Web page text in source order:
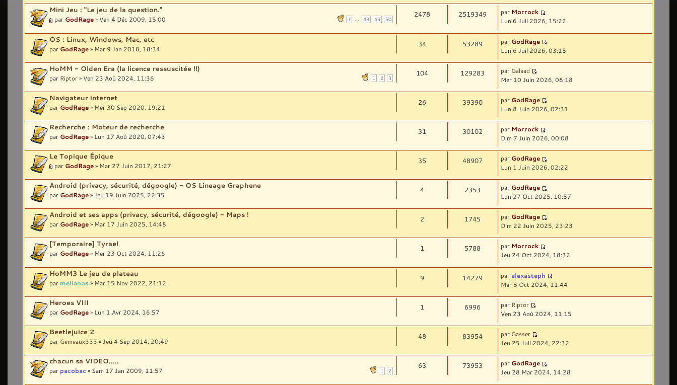
Mini Jeu : "Le jeu de la question."
1 ... 48 49 50
par GodRage» Ven 4 Déc 2009, 15:00
2478 2519349 par Morrock
Lun 6 Juil 2026, 15:22
OS : Linux, Windows, Mac, etc
par GodRage» Mar 9 Jan 2018, 18:34
34 53289 par GodRage
Lun 6 Juil 2026, 03:15
HoMM - Olden Era (la licence ressuscitée !!)
1 2 3
par Riptor» Ven 23 Aoû 2024, 11:36
104 129283 par Galaad
Mer 10 Juin 2026, 08:18
Navigateur internet
par GodRage» Mer 30 Sep 2020, 19:21
26 39390 par GodRage
Lun 8 Juin 2026, 02:31
Recherche : Moteur de recherche
par GodRage» Lun 17 Aoû 2020, 07:43
31 30102 par Morrock
Dim 7 Juin 2026, 00:08
Le Topique Épique
par GodRage» Mar 27 Juin 2017, 21:27
35 48907 par GodRage
Lun 1 Juin 2026, 02:22
Android (privacy, sécurité, dégoogle) - OS Lineage Graphene
par GodRage» Jeu 19 Juin 2025, 22:35
4 2353 par GodRage
Lun 27 Oct 2025, 10:57
Android et ses apps (privacy, sécurité, dégoogle) - Maps !
par GodRage» Mar 17 Juin 2025, 14:48
2 1745 par GodRage
Dim 22 Juin 2025, 23:23
[Temporaire] Tyrael
par GodRage» Mer 23 Oct 2024, 11:26
1 5788 par Morrock
Jeu 24 Oct 2024, 18:32
HoMM3 Le jeu de plateau
par melianos» Mar 15 Nov 2022, 21:12
9 14279 paralexasteph
Mar 8 Oct 2024, 11:44
Heroes VIII
par GodRage» Lun 1 Avr 2024, 16:57
1 6996 par Riptor
Ven 23 Aoû 2024, 11:15
Beetlejuice 2
par Gemeaux333 » Jeu 4 Sep 2014, 20:49
48 83954 par Gasser
Jeu 25 Juil 2024, 22:32
chacun sa VIDEO.....
1 2
par pacobac » Sam 17 Jan 2009, 11:57
63 73953 par GodRage
Jeu 28 Mar 2024, 14:28